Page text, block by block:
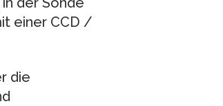
einer CCD /
die